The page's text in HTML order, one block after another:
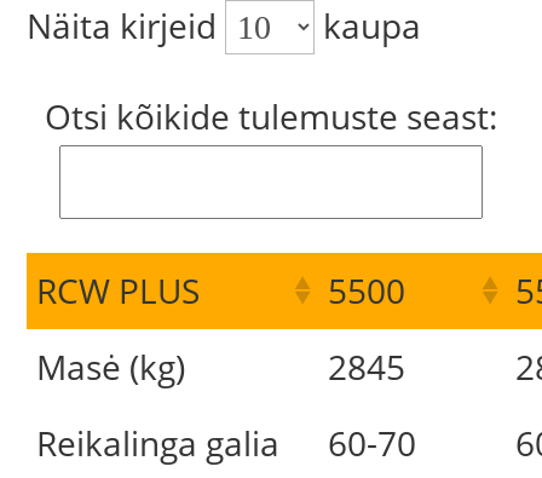
Näita kirjeid
kaupa
Otsi kõikide tulemuste seast:
RCW PLUS 5500
Masė (kg)
2845
Reikalinga galia
60-70